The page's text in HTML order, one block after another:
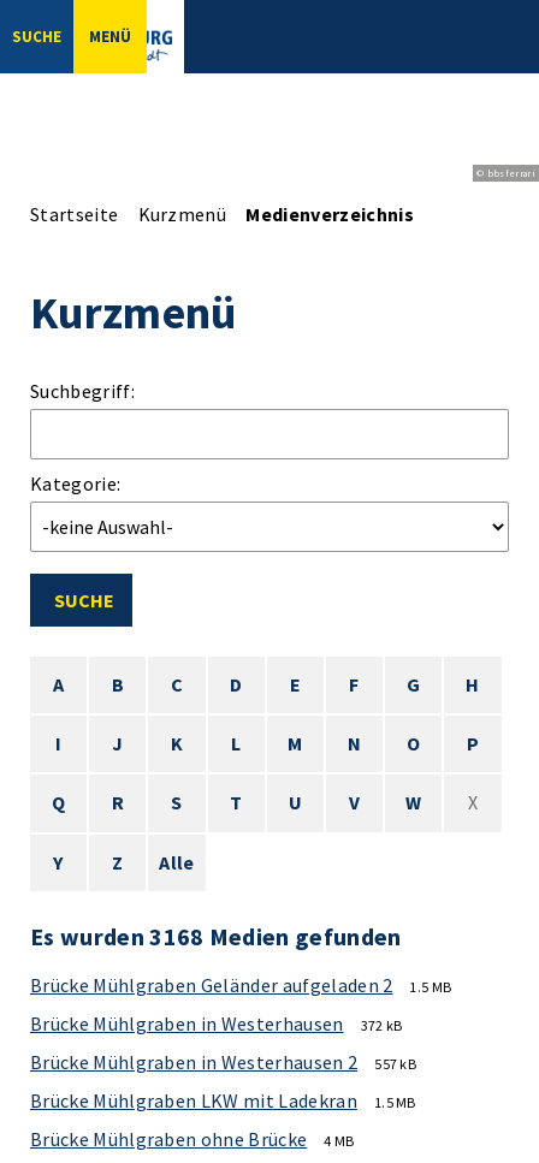
SUCHE MENÜ
© bbsferrari
Startseite Kurzmenü Medienverzeichnis
Kurzmenü
Suchbegriff:
Kategorie:
SUCHE
A B C D E F G H
I J K L M N O P
Q R S T U V W X
Y Z Alle
Es wurden 3168 Medien gefunden
Brücke Mühlgraben Geländer aufgeladen 2 1.5 MB
Brücke Mühlgraben in Westerhausen 372 kB
Brücke Mühlgraben in Westerhausen 2 557 kB
Brücke Mühlgraben LKW mit Ladekran 1.5 MB
Brücke Mühlgraben ohne Brücke 4 MB